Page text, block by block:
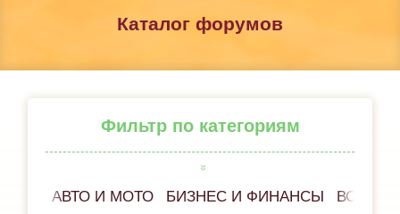
Каталог форумов
Фильтр по категориям
АВТО И МОТО БИЗНЕС И ФИНАНСЫ ВСЁ